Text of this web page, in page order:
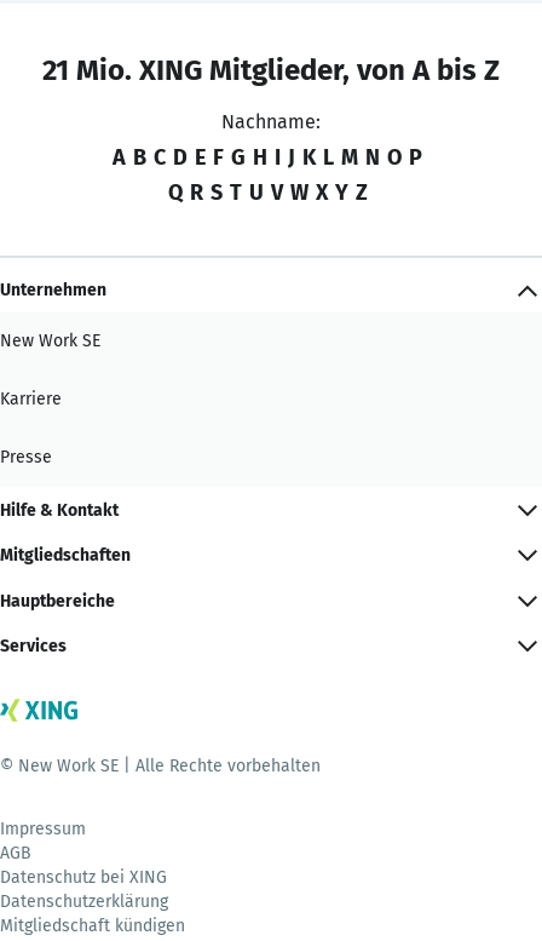
21 Mio. XING Mitglieder, von A bis Z
Nachname:
A B C D E F G H I J K L M N O P
Q R S T U V W X Y Z
Unternehmen
New Work SE
Karriere
Presse
Hilfe & Kontakt
Mitgliedschaften
Hauptbereiche
Services
© New Work SE | Alle Rechte vorbehalten
Impressum
AGB
Datenschutz bei XING
Datenschutzerklärung
Mitgliedschaft kündigen